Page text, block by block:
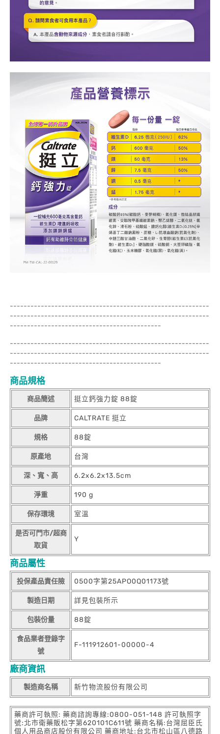
----------------------------------------------------------
----------------------------------------------------------
--------------------------------------------
----------------------------------------------------------
----------------------------------------------------------
--------------------------------------------
商品規格
商品簡述 挺立鈣強力錠 88錠
品牌 CALTRATE 挺立
規格 88錠
原產地 台灣
深、寬、高 6.2x6.2x13.5cm
淨重 190 g
保存環境 室溫
是否可門市/超商
取貨
Y
商品屬性
投保產品責任險 0500字第25APO0Q01173號
製造日期 詳見包裝所示
包裝份量 88錠
食品業者登錄字
號
F-111912601-00000-4
廠商資訊
製造商名稱 新竹物流股份有限公司
藥商許可執照: 藥商諮詢專線:0800-051-148 許可執照字
號:北市衛藥販松字第620101C611號 藥商名稱:台灣屈臣氏
個人用品商店股份有限公司 藥商地址:台北市松山區八德路